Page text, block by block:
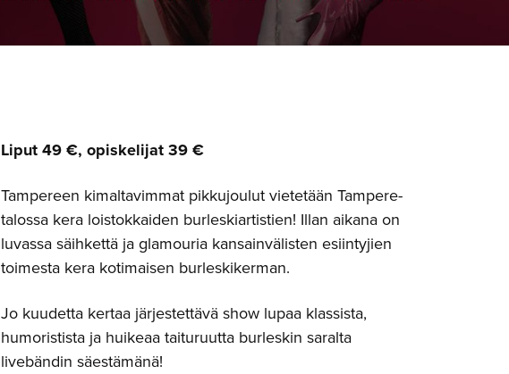
Liput 49 €, opiskelijat 39 €
Tampereen kimaltavimmat pikkujoulut vietetään Tampere-
talossa kera loistokkaiden burleskiartistien! Illan aikana on
luvassa säihkettä ja glamouria kansainvälisten esiintyjien
toimesta kera kotimaisen burleskikerman.
Jo kuudetta kertaa järjestettävä show lupaa klassista,
humoristista ja huikeaa taituruutta burleskin saralta
livebändin säestämänä!